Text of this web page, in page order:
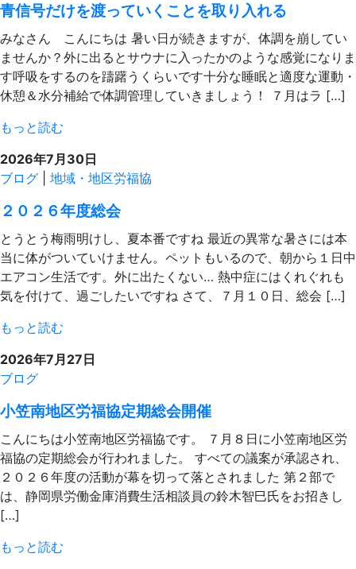
青信号だけを渡っていくことを取り入れる
みなさん こんにちは 暑い日が続きますが、体調を崩してい
ませんか？外に出るとサウナに入ったかのような感覚になりま
す呼吸をするのを躊躇うくらいです十分な睡眠と適度な運動・
休憩＆水分補給で体調管理していきましょう！ ７月はラ […]
もっと読む
2026年7月30日
ブログ
地域・地区労福協
２０２６年度総会
とうとう梅雨明けし、夏本番ですね 最近の異常な暑さには本
当に体がついていけません。ペットもいるので、朝から１日中
エアコン生活です。外に出たくない… 熱中症にはくれぐれも
気を付けて、過ごしたいですね さて、７月１０日、総会 […]
もっと読む
2026年7月27日
ブログ
小笠南地区労福協定期総会開催
こんにちは小笠南地区労福協です。 ７月８日に小笠南地区労
福協の定期総会が行われました。 すべての議案が承認され、
２０２６年度の活動が幕を切って落とされました 第２部で
は、静岡県労働金庫消費生活相談員の鈴木智巳氏をお招きし
[…]
もっと読む